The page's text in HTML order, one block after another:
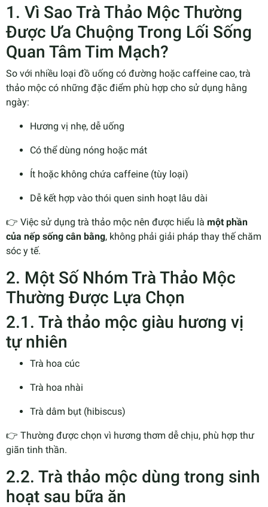
1. Vì Sao Trà Thảo Mộc Thường
Được Ưa Chuộng Trong Lối Sống
Quan Tâm Tim Mạch?
So với nhiều loại đồ uống có đường hoặc caffeine cao, trà
thảo mộc có những đặc điểm phù hợp cho sử dụng hằng
ngày:
Hương vị nhẹ, dễ uống
Có thể dùng nóng hoặc mát
Ít hoặc không chứa caffeine (tùy loại)
Dễ kết hợp vào thói quen sinh hoạt lâu dài
👉 Việc sử dụng trà thảo mộc nên được hiểu là một phần
của nếp sống cân bằng, không phải giải pháp thay thế chăm
sóc y tế.
2. Một Số Nhóm Trà Thảo Mộc
Thường Được Lựa Chọn
2.1. Trà thảo mộc giàu hương vị
tự nhiên
Trà hoa cúc
Trà hoa nhài
Trà dâm bụt (hibiscus)
👉 Thường được chọn vì hương thơm dễ chịu, phù hợp thư
giãn tinh thần.
2.2. Trà thảo mộc dùng trong sinh
hoạt sau bữa ăn